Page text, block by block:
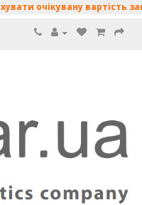
очікувану вартість